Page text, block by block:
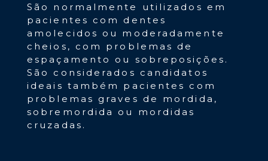
São normalmente utilizados em
pacientes com dentes
amolecidos ou moderadamente
cheios, com problemas de
espaçamento ou sobreposições.
São considerados candidatos
ideais também pacientes com
problemas graves de mordida,
sobremordida ou mordidas
cruzadas.